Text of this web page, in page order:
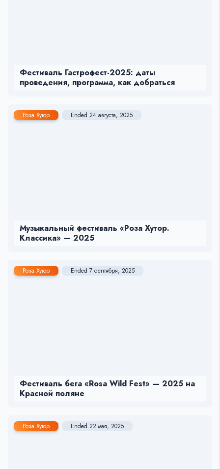
Фестиваль Гастрофест-2025: даты
проведения, программа, как добраться
Роза Хутор Ended 24 августа, 2025
Музыкальный фестиваль «Роза Хутор.
Классика» — 2025
Роза Хутор Ended 7 сентября, 2025
Фестиваль бега «Rosa Wild Fest» — 2025 на
Красной поляне
Роза Хутор Ended 22 мая, 2025